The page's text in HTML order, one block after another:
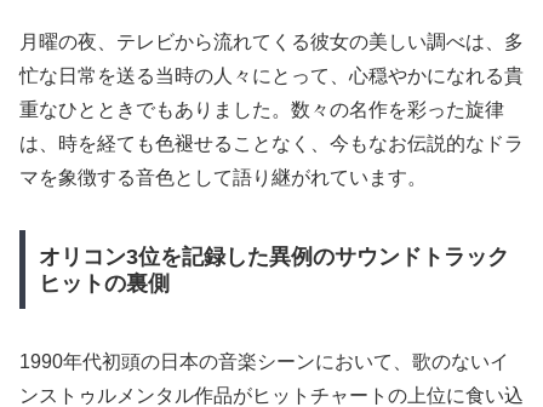
月曜の夜、テレビから流れてくる彼女の美しい調べは、多
忙な日常を送る当時の人々にとって、心穏やかになれる貴
重なひとときでもありました。数々の名作を彩った旋律
は、時を経ても色褪せることなく、今もなお伝説的なドラ
マを象徴する音色として語り継がれています。
オリコン3位を記録した異例のサウンドトラック
ヒットの裏側
1990年代初頭の日本の音楽シーンにおいて、歌のないイ
ンストゥルメンタル作品がヒットチャートの上位に食い込